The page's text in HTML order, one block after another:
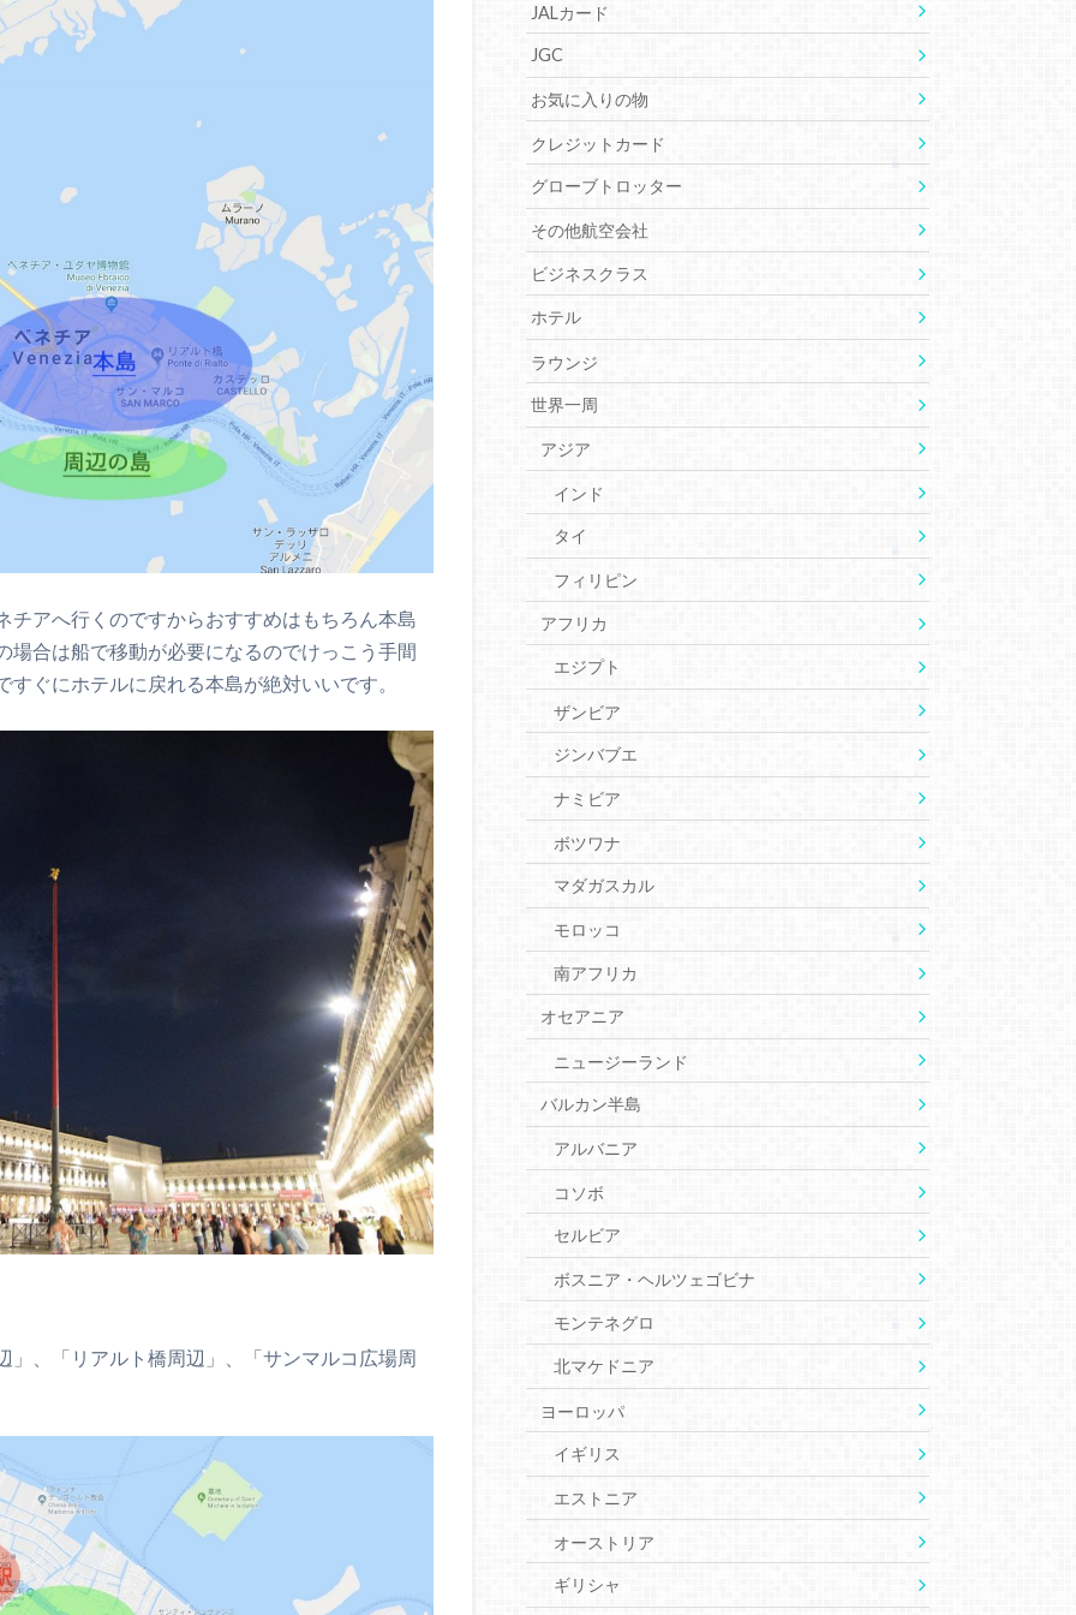
チアへ行くのですからおすすめはもちろん本島
場合は船で移動が必要になるのでけっこう手間
ぐにホテルに戻れる本島が絶対いいです。
」、「リアルト橋周辺」、「サンマルコ広場周
JALカード
JGC
お気に入りの物
クレジットカード
グローブトロッター
その他航空会社
ビジネスクラス
ホテル
ラウンジ
世界一周
アジア
インド
タイ
フィリピン
アフリカ
エジプト
ザンビア
ジンバブエ
ナミビア
ボツワナ
マダガスカル
モロッコ
南アフリカ
オセアニア
ニュージーランド
バルカン半島
アルバニア
コソボ
セルビア
ボスニア・ヘルツェゴビナ
モンテネグロ
北マケドニア
ヨーロッパ
イギリス
エストニア
オーストリア
ギリシャ